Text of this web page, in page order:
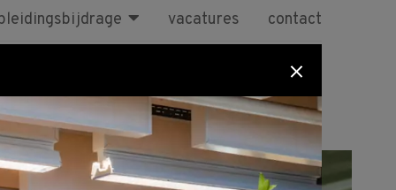
vacatures contact
BBL Maatwerk